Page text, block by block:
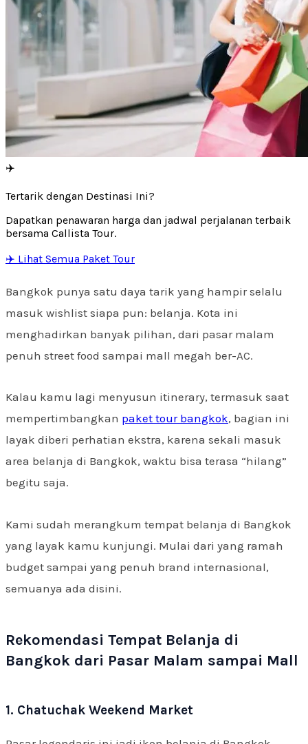
✈️
Tertarik dengan Destinasi Ini?
Dapatkan penawaran harga dan jadwal perjalanan terbaik
bersama Callista Tour.
✈️ Lihat Semua Paket Tour
Bangkok punya satu daya tarik yang hampir selalu
masuk wishlist siapa pun: belanja. Kota ini
menghadirkan banyak pilihan, dari pasar malam
penuh street food sampai mall megah ber-AC.
Kalau kamu lagi menyusun itinerary, termasuk saat
mempertimbangkan paket tour bangkok, bagian ini
layak diberi perhatian ekstra, karena sekali masuk
area belanja di Bangkok, waktu bisa terasa “hilang”
begitu saja.
Kami sudah merangkum tempat belanja di Bangkok
yang layak kamu kunjungi. Mulai dari yang ramah
budget sampai yang penuh brand internasional,
semuanya ada disini.
Rekomendasi Tempat Belanja di
Bangkok dari Pasar Malam sampai Mall
1. Chatuchak Weekend Market